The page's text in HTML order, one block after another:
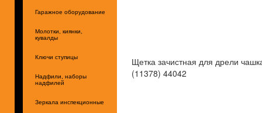
Гаражное оборудование
Молотки, киянки,
кувалды
Ключи ступицы
Надфили, наборы
надфилей
Зеркала инспекционные
Щетка зачистная для дрели
(11378) 44042